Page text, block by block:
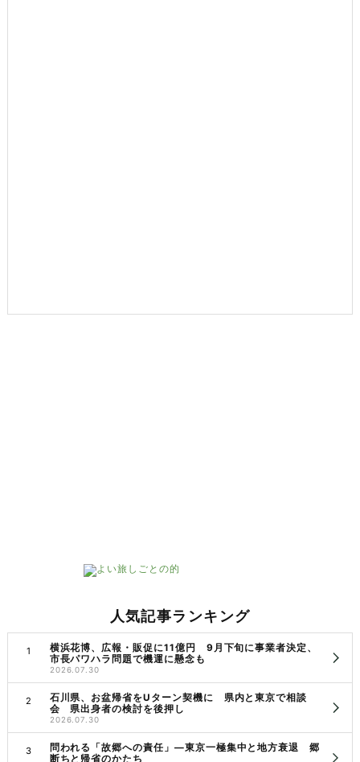
人気記事ランキング
横浜花博、広報・販促に11億円 9月下旬に事業者決定、
市長パワハラ問題で機運に懸念も
2026.07.30
石川県、お盆帰省をUターン契機に 県内と東京で相談
会 県出身者の検討を後押し
2026.07.30
問われる「故郷への責任」―東京一極集中と地方衰退 郷
断ちと帰省のかたち